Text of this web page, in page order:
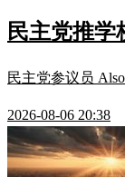
民主党推学
民主党参议员
2026-08-06 20:38